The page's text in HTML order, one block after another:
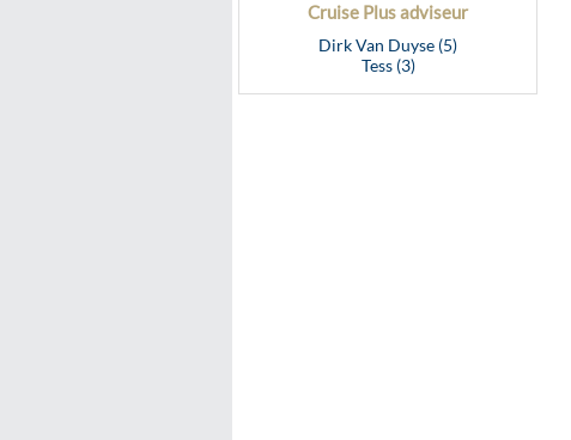
Cruise Plus adviseur
Dirk Van Duyse (5)
Tess (3)